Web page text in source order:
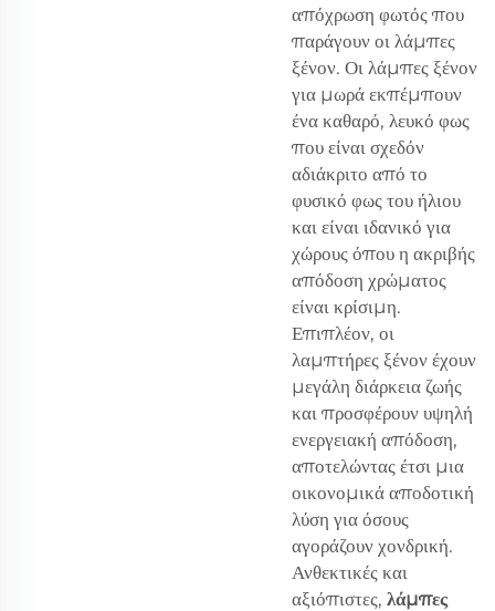
απόχρωση φωτός που
παράγουν οι λάμπες
ξένον. Οι λάμπες ξένον
για μωρά εκπέμπουν
ένα καθαρό, λευκό φως
που είναι σχεδόν
αδιάκριτο από το
φυσικό φως του ήλιου
και είναι ιδανικό για
χώρους όπου η ακριβής
απόδοση χρώματος
είναι κρίσιμη.
Επιπλέον, οι
λαμπτήρες ξένον έχουν
μεγάλη διάρκεια ζωής
και προσφέρουν υψηλή
ενεργειακή απόδοση,
αποτελώντας έτσι μια
οικονομικά αποδοτική
λύση για όσους
αγοράζουν χονδρική.
Ανθεκτικές και
αξιόπιστες, λάμπες